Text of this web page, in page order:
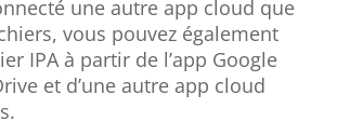
une autre app cloud que
vous pouvez également
IPA à partir de l’app Google
et d’une autre app cloud